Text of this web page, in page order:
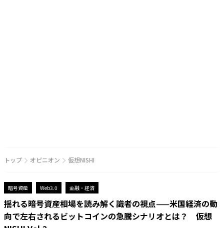
トップ オピニオン 仮想NISHI
暗号資産 Web3.0 金融・経済
揺れる暗号資産相場を読み解く識者の視点——米国経済の動
向で左右されるビットコインの急騰シナリオとは？ 仮想